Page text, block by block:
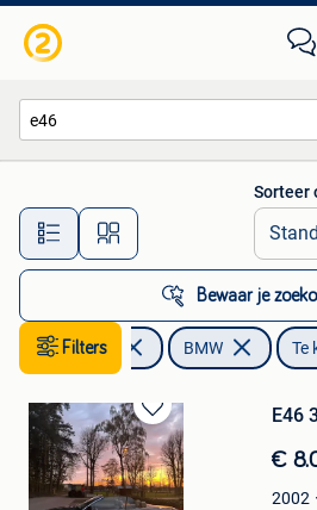
Alle afstanden…
Sorteer
Bewaar je
Filters
Auto's BMW Te
Bewaren
in
Mijn
Favorieten
E46
€
2002